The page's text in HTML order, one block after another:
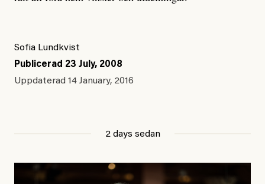
Sofia Lundkvist
Publicerad 23 July, 2008
Uppdaterad 14 January, 2016
2 days sedan